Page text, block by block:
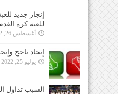
إنجاز جديد
للعبة كرة
أغسطس 26, 2022
إتحاد ناجح
يوليو 25, 2022
السبب تداول